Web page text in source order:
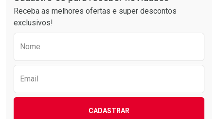
Receba as melhores ofertas e super descontos
exclusivos!
Nome
Email
CADASTRAR